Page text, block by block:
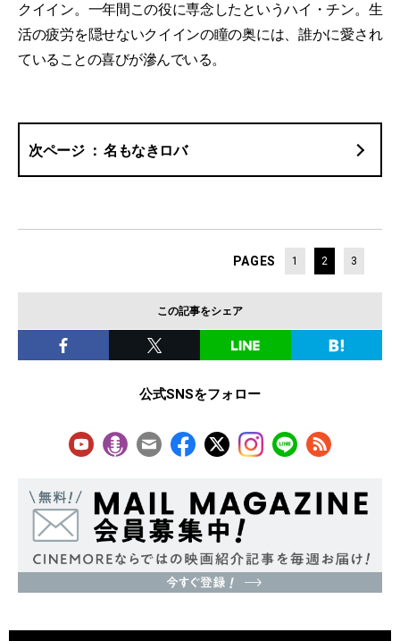
クイイン。一年間この役に専念したというハイ・チン。生
活の疲労を隠せないクイインの瞳の奥には、誰かに愛され
ていることの喜びが滲んでいる。
名もなきロバ
PAGES 1 2 3
この記事をシェア
公式SNSをフォロー